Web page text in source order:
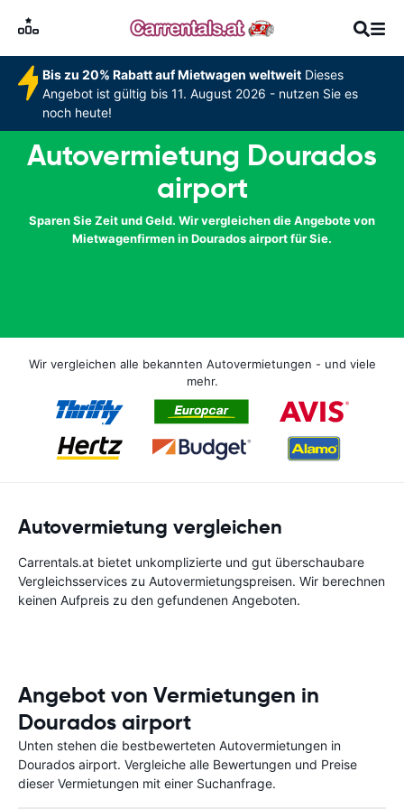
Bis zu 20% Rabatt auf Mietwagen weltweitDieses
Angebot ist gültig bis 11. August 2026 - nutzen Sie es
noch heute!
Autovermietung Dourados
airport
Sparen Sie Zeit und Geld. Wir vergleichen die Angebote von
Mietwagenfirmen in Dourados airport für Sie.
Wir vergleichen alle bekannten Autovermietungen - und viele
mehr.
Autovermietung vergleichen
Carrentals.at bietet unkomplizierte und gut überschaubare
Vergleichsservices zu Autovermietungspreisen. Wir berechnen
keinen Aufpreis zu den gefundenen Angeboten.
Angebot von Vermietungen in
Dourados airport
Unten stehen die bestbewerteten Autovermietungen in
Dourados airport. Vergleiche alle Bewertungen und Preise
dieser Vermietungen mit einer Suchanfrage.